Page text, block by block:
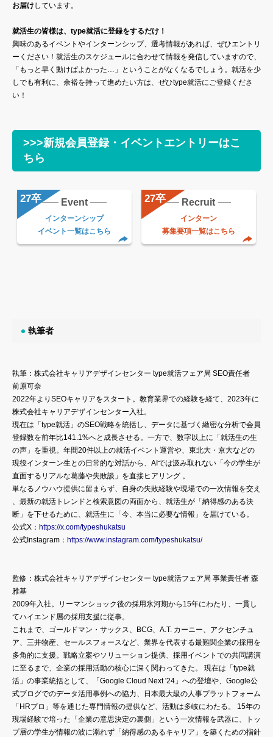
お届けしています。
就活生の皆様は、type就活に登録をするだけ！
興味のあるイベントやインターンシップ、選考情報があれば、ぜひエントリ
ーください！就活生のスケジュールに合わせて情報を発信していますので、
「もっと早く動けばよかった…」ということがなくなるでしょう。就活を少
しでも有利に、余裕を持って進めたい方は、ぜひtype就活にご登録くださ
い！
>>>新規会員登録・イベントエントリーはこ
ちら
Event
インターンシップ
イベント一覧はこちら
Recruit
インターン
募集要項一覧はこちら
執筆者
執筆：株式会社キャリアデザインセンター type就活フェア局 SEO責任者
前原可奈
2022年よりSEOキャリアをスタート。教育業界での経験を経て、2023年に
株式会社キャリアデザインセンター入社。
現在は「type就活」のSEO戦略を統括し、データに基づく緻密な分析で会員
登録数を前年比141.1%へと成長させる。一方で、数字以上に「就活生の生
の声」を重視。年間20件以上の就活イベント運営や、東北大・京大などの
現役インターン生との日常的な対話から、AIでは汲み取れない「今の学生が
直面するリアルな葛藤や失敗談」を直接ヒアリング 。
単なるノウハウ提供に留まらず、自身の失敗経験や現場での一次情報を交え
、最新の就活トレンドと検索意図の両面から、就活生が「納得感のある決
断」を下せるために、就活生に「今、本当に必要な情報」を届けている。
公式X： https://x.com/typeshukatsu
公式Instagram： https://www.instagram.com/typeshukatsu/
監修：株式会社キャリアデザインセンター type就活フェア局 事業責任者 森
雅基
2009年入社。リーマンショック後の採用氷河期から15年にわたり、一貫し
てハイエンド層の採用支援に従事。
これまで、ゴールドマン・サックス、BCG、A.T. カーニー、アクセンチュ
ア、三井物産、セールスフォースなど、業界を代表する最難関企業の採用を
多角的に支援。戦略立案やソリューション提供、採用イベントでの共同講演
に至るまで、企業の採用活動の核心に深く関わってきた。 現在は「type就
活」の事業統括として、「Google Cloud Next '24」への登壇や、Google公
式ブログでのデータ活用事例への協力、日本最大級の人事プラットフォーム
「HRプロ」等を通じた専門情報の提供など、活動は多岐にわたる。 15年の
現場経験で培った「企業の意思決定の裏側」という一次情報を武器に、トッ
プ層の学生が情報の波に溺れず「納得感のあるキャリア」を築くための指針